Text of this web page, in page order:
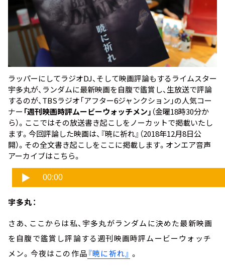
ラッパーにしてラジオDJ、そして映画評論もするライムスター
宇多丸が、ランダムに最新映画を自腹で鑑賞し、生放送で評論
するのが、TBSラジオ「アフター6ジャンクション」の人気コー
ナー 「週刊映画時評ムービーウォッチメン」 （金曜18時30分か
ら）。ここではその放送書き起こしをノーカットで掲載いたし
ます。今回評論した映画は、 『暁に祈れ』 （2018年12月8日公
開）。その全文書き起こしをここに掲載します。オンエア音声
アーカイブはこちら。
宇多丸：
さあ、ここからは私、宇多丸がランダムに決めた最新映画
を自腹で鑑賞し評論する週刊映画時評ムービーウォッチ
メン。今夜はこの作品『暁に祈れ』 。